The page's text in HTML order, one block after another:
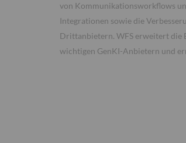
von Kommunikationsworkflows
Integrationen sowie die
Drittanbietern. WFS erweitert die
wichtigen GenKI-Anbietern und